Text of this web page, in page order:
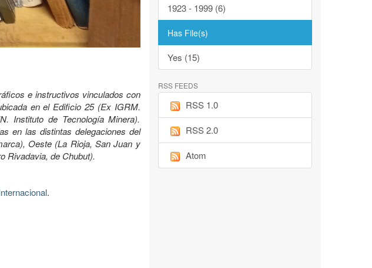
e instructivos vinculados con
en el Edificio 25 (Ex IGRM.
Instituto de Tecnología Minera).
en las distintas delegaciones del
Oeste (La Rioja, San Juan y
Rivadavia, de Chubut).
.
1923 - 1999 (6)
Has File(s)
Yes (15)
RSS FEEDS
RSS 1.0
RSS 2.0
Atom